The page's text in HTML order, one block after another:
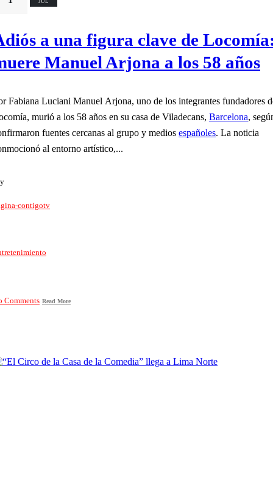
a una figura clave de
Manuel Arjona a los 58 años
Luciani Manuel Arjona, uno de los integrantes fundadores de
murió a los 58 años en su casa de Viladecans, Barcelona,
fuentes cercanas al grupo y medios españoles. La noticia
al entorno artístico,...
contigotv
Comments Read More